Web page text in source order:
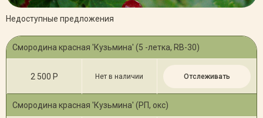
Недоступные предложения
Смородина красная 'Кузьмина' (5 -летка, RB-30)
2 500 Р Нет в наличии Отслеживать
Смородина красная 'Кузьмина' (РП, окс)